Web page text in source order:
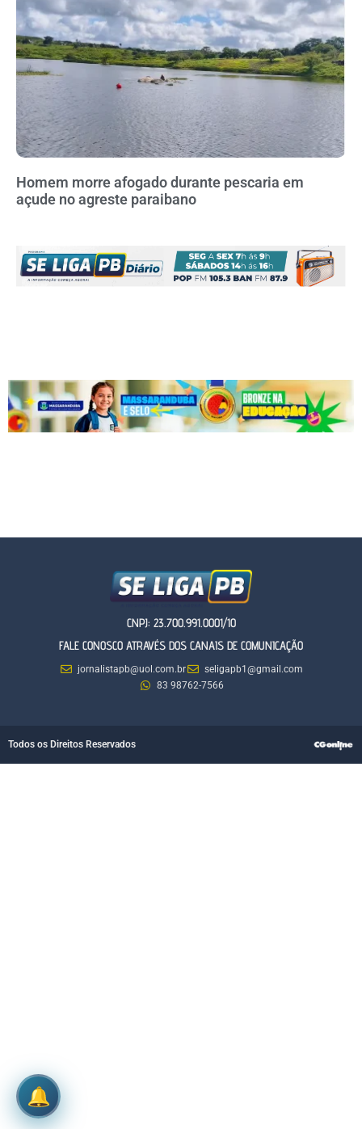
Homem morre afogado durante pescaria em
açude no agreste paraibano
CNPJ: 23.700.991.0001/10
FALE CONOSCO ATRAVÉS DOS CANAIS DE COMUNICAÇÃO
jornalistapb@uol.com.br
seligapb1@gmail.com
83 98762-7566
Todos os Direitos Reservados